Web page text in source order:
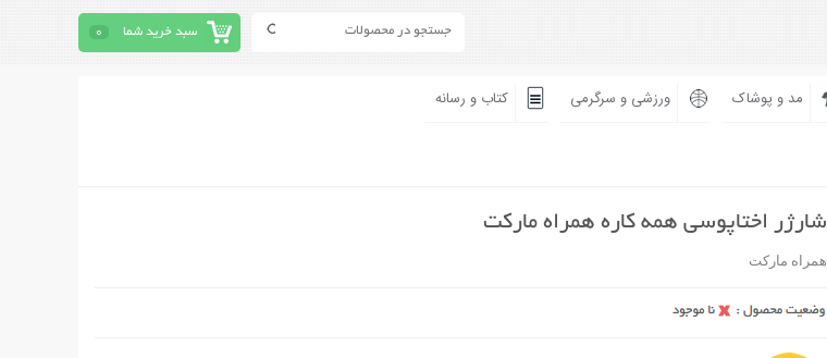
سبد خرید شما 0
مد و پوشاک ورزشی و سرگرمی کتاب و رسانه
شارژر اختاپوسی همه کاره همراه مارکت
همراه مارکت